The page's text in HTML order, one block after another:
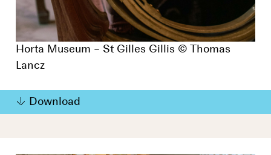
Horta Museum – St Gilles Gillis © Thomas
Lancz
Download